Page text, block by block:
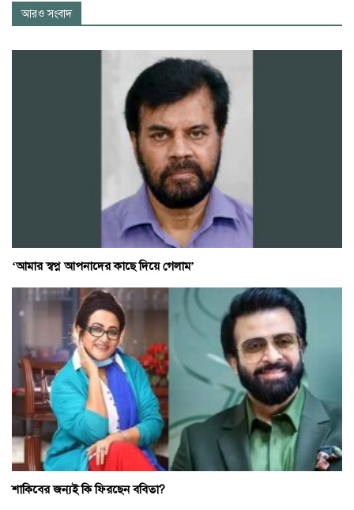
আরও সংবাদ
‘আমার স্বপ্ন আপনাদের কাছে দিয়ে গেলাম’
শাকিবের জন্যই কি ফিরছেন ববিতা?